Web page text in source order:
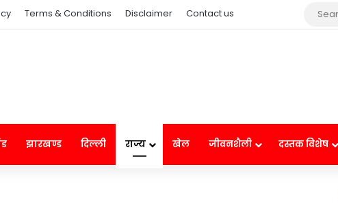
Terms & Conditions Disclaimer Contact us
झारखण्ड दिल्ली राज्य खेल जीवनशैली दस्तक विशेष